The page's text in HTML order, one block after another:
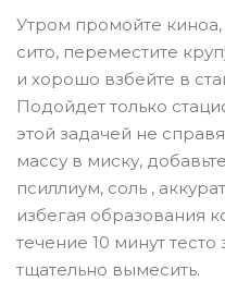
Утром промойте
сито, переместите
и хорошо взбейте в
Подойдет только
этой задачей не
массу в миску,
псиллиум, соль ,
избегая образования
течение 10 минут тесто
тщательно вымесить.